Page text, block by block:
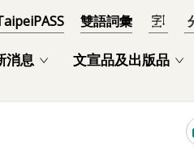
雙語詞彙
消息 文宣品及出版品